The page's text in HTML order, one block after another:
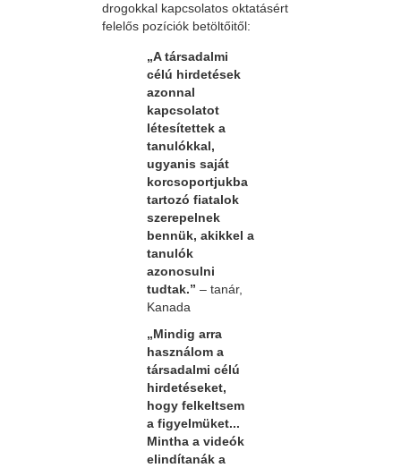
drogokkal kapcsolatos oktatásért
felelős pozíciók betöltőitől:
„A társadalmi
célú hirdetések
azonnal
kapcsolatot
létesítettek a
tanulókkal,
ugyanis saját
korcsoportjukba
tartozó fiatalok
szerepelnek
bennük, akikkel a
tanulók
azonosulni
tudtak.” – tanár,
Kanada
„Mindig arra
használom a
társadalmi célú
hirdetéseket,
hogy felkeltsem
a figyelmüket...
Mintha a videók
elindítanák a